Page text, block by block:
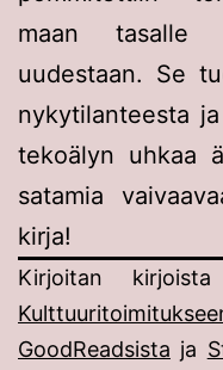
maan tasalle
uudestaan. Se
nykytilanteesta
tekoälyn uhkaa
satamia
kirja!
Kirjoitan
GoodReadsista ja